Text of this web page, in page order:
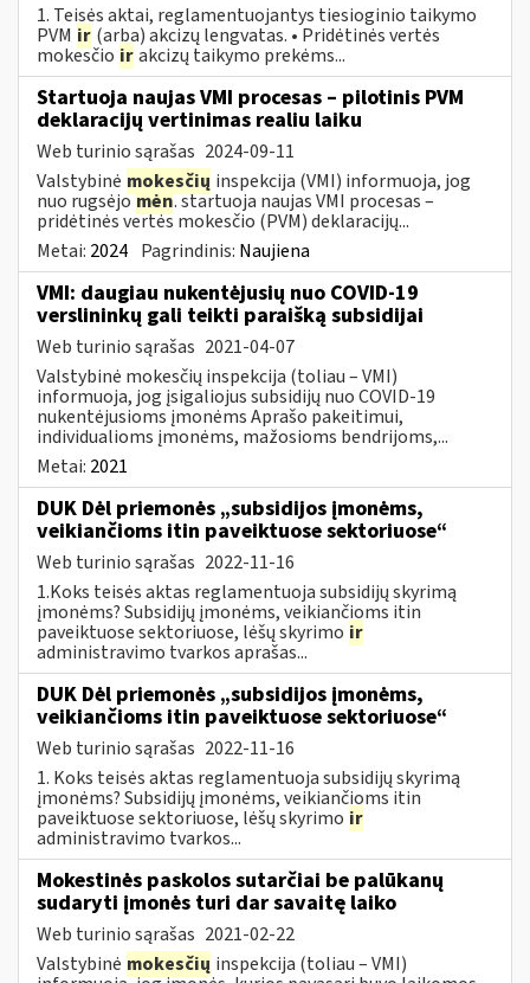
1. Teisės aktai, reglamentuojantys tiesioginio taikymo
PVM ir (arba) akcizų lengvatas. • Pridėtinės vertės
mokesčio irakcizų taikymo prekėms...
Startuoja naujas VMI procesas – pilotinis PVM
deklaracijų vertinimas realiu laiku
Web turinio sąrašas 2024-09-11
Valstybinė mokesčių inspekcija (VMI) informuoja, jog
nuo rugsėjomėn. startuoja naujas VMI procesas –
pridėtinės vertės mokesčio (PVM) deklaracijų...
Metai: 2024 Pagrindinis: Naujiena
VMI: daugiau nukentėjusių nuo COVID-19
verslininkų gali teikti paraišką subsidijai
Web turinio sąrašas 2021-04-07
Valstybinė mokesčių inspekcija (toliau – VMI)
informuoja, jog įsigaliojus subsidijų nuo COVID-19
nukentėjusioms įmonėms Aprašo pakeitimui,
individualioms įmonėms, mažosioms bendrijoms,...
Metai: 2021
DUK Dėl priemonės „subsidijos įmonėms,
veikiančioms itin paveiktuose sektoriuose“
Web turinio sąrašas 2022-11-16
1.Koks teisės aktas reglamentuoja subsidijų skyrimą
įmonėms? Subsidijų įmonėms, veikiančioms itin
paveiktuose sektoriuose, lėšų skyrimo ir
administravimo tvarkos aprašas...
DUK Dėl priemonės „subsidijos įmonėms,
veikiančioms itin paveiktuose sektoriuose“
Web turinio sąrašas 2022-11-16
1. Koks teisės aktas reglamentuoja subsidijų skyrimą
įmonėms? Subsidijų įmonėms, veikiančioms itin
paveiktuose sektoriuose, lėšų skyrimo ir
administravimo tvarkos...
Mokestinės paskolos sutarčiai be palūkanų
sudaryti įmonės turi dar savaitę laiko
Web turinio sąrašas 2021-02-22
Valstybinė mokesčių inspekcija (toliau – VMI)